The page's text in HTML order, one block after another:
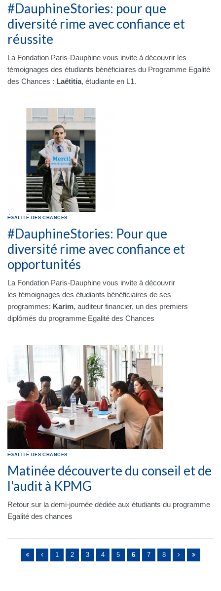
#DauphineStories: pour que
diversité rime avec confiance et
réussite
La Fondation Paris-Dauphine vous invite à découvrir les
témoignages des étudiants bénéficiaires du Programme Egalité
des Chances : Laëtitia, étudiante en L1.
ÉGALITÉ DES CHANCES
#DauphineStories: Pour que
diversité rime avec confiance et
opportunités
La Fondation Paris-Dauphine vous invite à découvrir
les témoignages des étudiants bénéficiaires de ses
programmes: Karim, auditeur financier, un des premiers
diplômés du programme Egalité des Chances
ÉGALITÉ DES CHANCES
Matinée découverte du conseil et de
l'audit à KPMG
Retour sur la demi-journée dédiée aux étudiants du programme
Egalité des chances
Pages 1 2 3 4 5 6 7 8